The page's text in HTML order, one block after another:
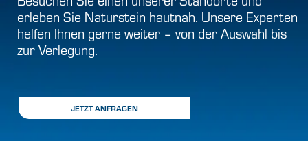
erleben Sie Naturstein hautnah. Unsere Experten
helfen Ihnen gerne weiter – von der Auswahl bis
zur Verlegung.
JETZT ANFRAGEN